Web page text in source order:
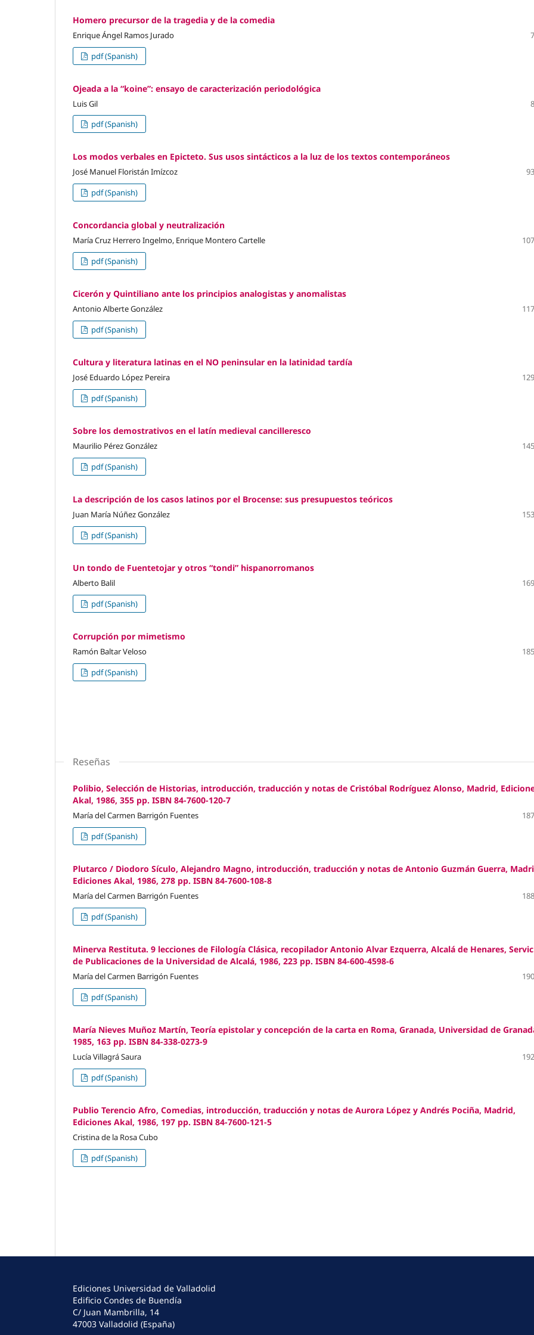
Homero precursor de la tragedia y de la comedia
Enrique Ángel Ramos Jurado
pdf (Spanish)
Ojeada a la “koine”: ensayo de caracterización periodológica
Luis Gil
pdf (Spanish)
Los modos verbales en Epicteto. Sus usos sintácticos a la luz de los textos contemporáneos
José Manuel Floristán Imízcoz
pdf (Spanish)
Concordancia global y neutralización
María Cruz Herrero Ingelmo, Enrique Montero Cartelle
pdf (Spanish)
Cicerón y Quintiliano ante los principios analogistas y anomalistas
Antonio Alberte González
pdf (Spanish)
Cultura y literatura latinas en el NO peninsular en la latinidad tardía
José Eduardo López Pereira
pdf (Spanish)
Sobre los demostrativos en el latín medieval cancilleresco
Maurilio Pérez González
pdf (Spanish)
La descripción de los casos latinos por el Brocense: sus presupuestos teóricos
Juan María Núñez González
pdf (Spanish)
Un tondo de Fuentetojar y otros “tondi” hispanorromanos
Alberto Balil
pdf (Spanish)
Corrupción por mimetismo
Ramón Baltar Veloso
pdf (Spanish)
Reseñas
Polibio, Selección de Historias, introducción, traducción y notas de Cristóbal Rodríguez Alonso, Madrid,
Akal, 1986, 355 pp. ISBN 84-7600-120-7
María del Carmen Barrigón Fuentes
pdf (Spanish)
Plutarco / Diodoro Sículo, Alejandro Magno, introducción, traducción y notas de Antonio Guzmán Guerra,
Ediciones Akal, 1986, 278 pp. ISBN 84-7600-108-8
María del Carmen Barrigón Fuentes
pdf (Spanish)
Minerva Restituta. 9 lecciones de Filología Clásica, recopilador Antonio Alvar Ezquerra, Alcalá de Henares,
de Publicaciones de la Universidad de Alcalá, 1986, 223 pp. ISBN 84-600-4598-6
María del Carmen Barrigón Fuentes
pdf (Spanish)
María Nieves Muñoz Martín, Teoría epistolar y concepción de la carta en Roma, Granada, Universidad de
1985, 163 pp. ISBN 84-338-0273-9
Lucía Villagrá Saura
pdf (Spanish)
Publio Terencio Afro, Comedias, introducción, traducción y notas de Aurora López y Andrés Pociña, Madrid,
Ediciones Akal, 1986, 197 pp. ISBN 84-7600-121-5
Cristina de la Rosa Cubo
pdf (Spanish)
Ediciones Universidad de Valladolid
Edificio Condes de Buendía
C/ Juan Mambrilla, 14
47003 Valladolid (España)